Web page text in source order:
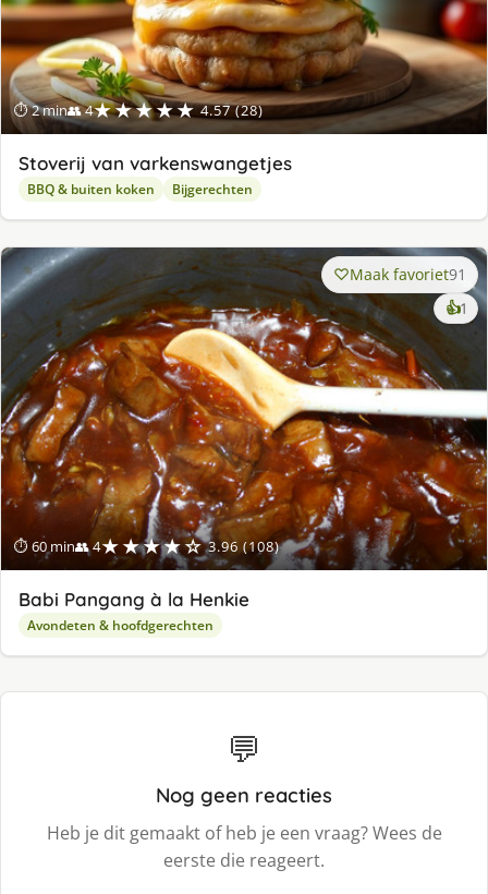
⏱ 2 min👥 4★★★★★ 4.57 (28)
Stoverij van varkenswangetjes
BBQ & buiten koken Bijgerechten
⏱ 60 min👥 4★★★★☆ 3.96 (108)
Maak favoriet91
👍1
Babi Pangang à la Henkie
Avondeten & hoofdgerechten
💬
Nog geen reacties
Heb je dit gemaakt of heb je een vraag? Wees de
eerste die reageert.